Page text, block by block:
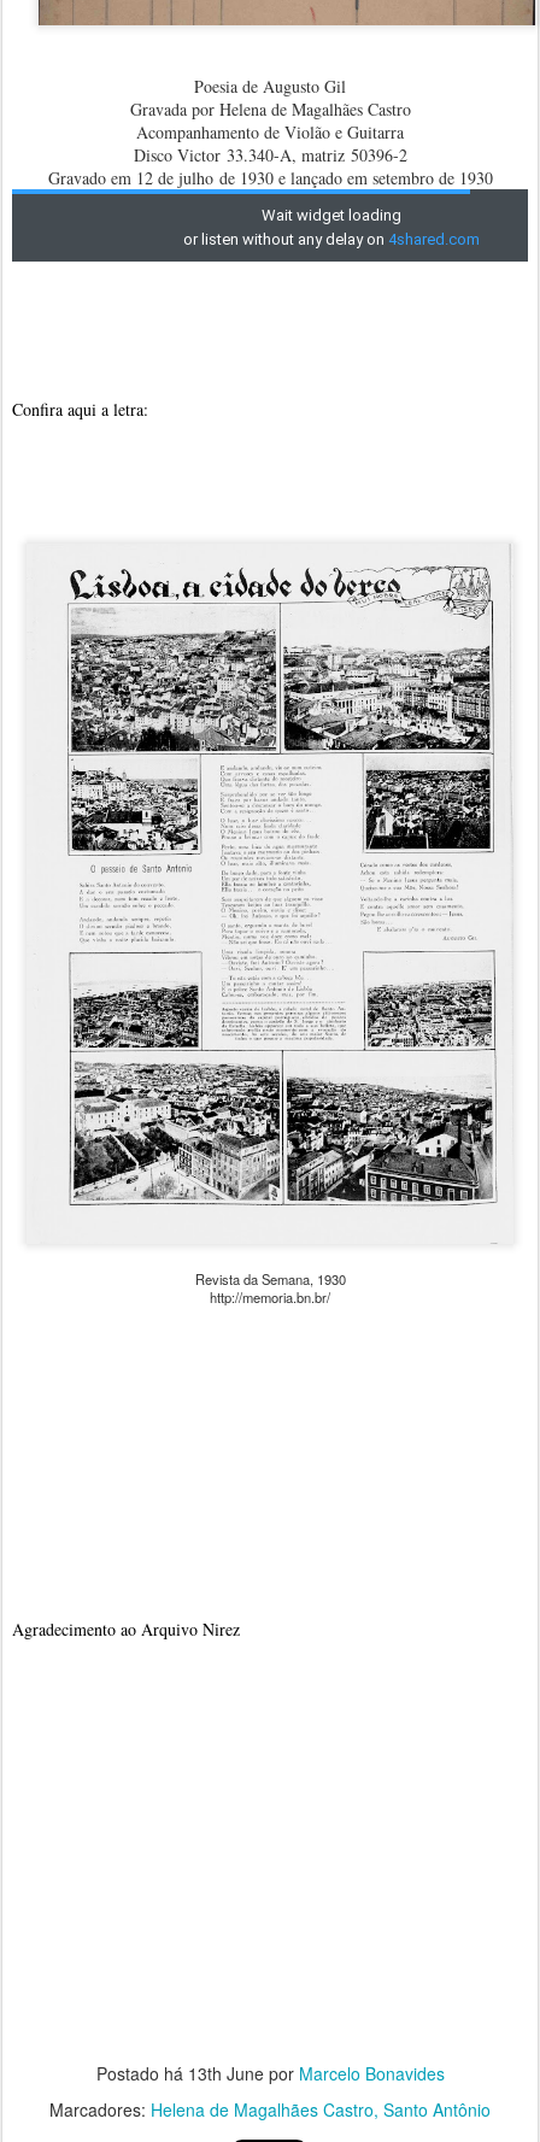
Poesia de Augusto Gil
Gravada por Helena de Magalhães Castro
Acompanhamento de Violão e Guitarra
Disco Victor 33.340-A, matriz 50396-2
Gravado em 12 de julho de 1930 e lançado em setembro de 1930
Confira aqui a letra:
Revista da Semana, 1930
http://memoria.bn.br/
Agradecimento ao Arquivo Nirez
Postado há 13th Junepor Marcelo Bonavides
Marcadores: Helena de Magalhães Castro Santo Antônio